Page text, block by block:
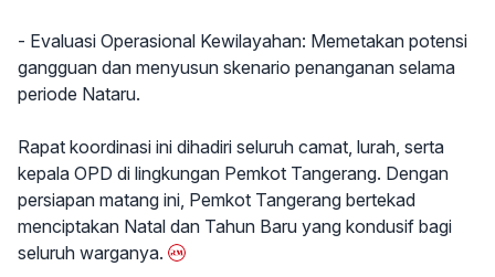
- Evaluasi Operasional Kewilayahan: Memetakan potensi
gangguan dan menyusun skenario penanganan selama
periode Nataru.
Rapat koordinasi ini dihadiri seluruh camat, lurah, serta
kepala OPD di lingkungan Pemkot Tangerang. Dengan
persiapan matang ini, Pemkot Tangerang bertekad
menciptakan Natal dan Tahun Baru yang kondusif bagi
seluruh warganya.